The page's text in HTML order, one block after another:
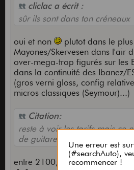
cliclac a écrit :
sûr ils sont dans ton créneaux
oui et non
plutot dans le plus
Mayones/Skervesen dans l'air
over-mega-trop figurés sur les
dans la continuité des Ibanez/
(gros verni gloss, config
micros classiques (Seymour)...)
Citation:
reste à voir les tarifs mais ce
de guitare
entre 2100, 2500 et 3000